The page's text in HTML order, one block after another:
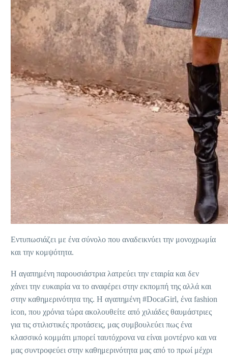
Εντυπωσιάζει με ένα σύνολο που αναδεικνύει την μονοχρωμία
και την κομψότητα.
Η αγαπημένη παρουσιάστρια λατρεύει την εταιρία και δεν
χάνει την ευκαιρία να το αναφέρει στην εκπομπή της αλλά και
στην καθημερινότητα της. Η αγαπημένη #DocaGirl, ένα fashion
icon, που χρόνια τώρα ακολουθείτε από χιλιάδες θαυμάστριες
για τις στιλιστικές προτάσεις, μας συμβουλεύει πως ένα
κλασσικό κομμάτι μπορεί ταυτόχρονα να είναι μοντέρνο και να
μας συντροφεύει στην καθημερινότητα μας από το πρωί μέχρι